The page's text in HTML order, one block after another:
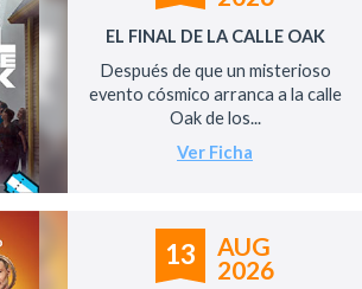
EL FINAL DE LA CALLE OAK
Después de que un misterioso
evento cósmico arranca a la calle
Oak de los...
Ver Ficha
13
AUG
2026